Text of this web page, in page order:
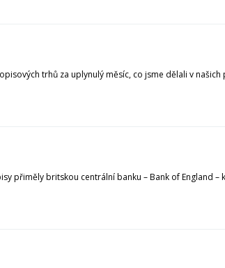
trhů za uplynulý měsíc, co jsme dělali v
přiměly britskou centrální banku – Bank of England